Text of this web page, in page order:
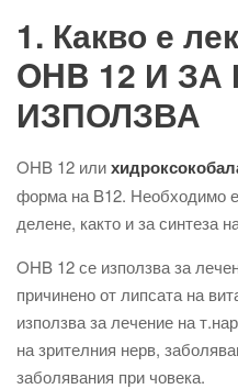
1. Какво е
OHB 12 И
ИЗПОЛЗВА
OHB 12 или
форма на B12. Необходимо
делене, както и за синтеза
OHB 12 се използва за
причинено от липсата на
използва за лечение на
на зрителния нерв,
заболявания при човека.